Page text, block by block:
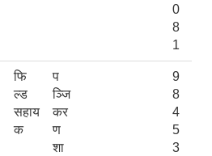
0
8
1
फि
ल्ड
सहाय
क
प
ञ्जि
कर
ण
शा
9
8
4
5
3